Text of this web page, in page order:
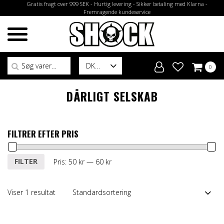
Gratis fragt over 999 SEK - Hurtig levering - Sikker betaling med Klarna -
Fremragende kundeservice
DK
Søg efter:
0
DÅRLIGT SELSKAB
FILTRER EFTER PRIS
Mindste
Højeste
FILTER Pris: 50 kr— 60 kr
Viser 1 resultat